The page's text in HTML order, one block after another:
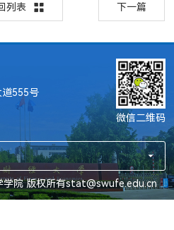
列表 下一篇
道555号
微信二维码
学院 版权所有stat@swufe.edu.cn